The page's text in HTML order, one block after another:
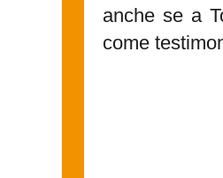
anche se a
come